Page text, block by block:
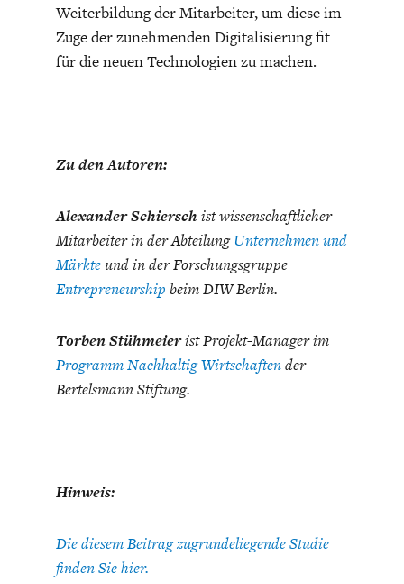
Weiterbildung der Mitarbeiter, um diese im
Zuge der zunehmenden Digitalisierung fit
für die neuen Technologien zu machen.
Zu den Autoren:
Alexander Schiersch ist wissenschaftlicher
Mitarbeiter in der AbteilungUnternehmen und
Märkteund in der Forschungsgruppe
Entrepreneurship beim DIW Berlin.
Torben Stühmeierist Projekt-Manager im
Programm Nachhaltig Wirtschaftender
Bertelsmann Stiftung.
Hinweis:
Die diesem Beitrag zugrundeliegende Studie
finden Sie hier.